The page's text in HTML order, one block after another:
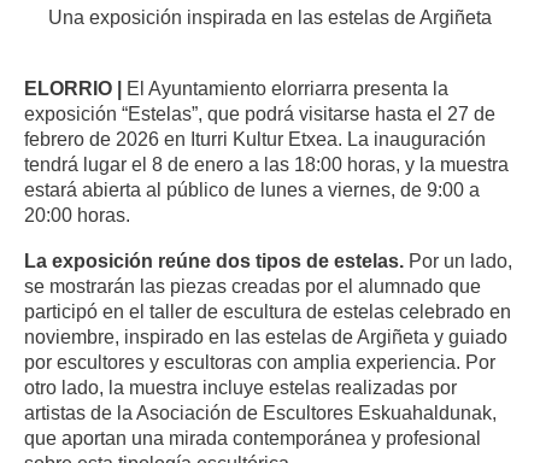
Una exposición inspirada en las estelas de Argiñeta
ELORRIO |
El Ayuntamiento elorriarra presenta la
exposición “Estelas”, que podrá visitarse hasta el 27 de
febrero de 2026 en Iturri Kultur Etxea. La inauguración
tendrá lugar el 8 de enero a las 18:00 horas, y la muestra
estará abierta al público de lunes a viernes, de 9:00 a
20:00 horas.
La exposición reúne dos tipos de estelas. Por un lado,
se mostrarán las piezas creadas por el alumnado que
participó en el taller de escultura de estelas celebrado en
noviembre, inspirado en las estelas de Argiñeta y guiado
por escultores y escultoras con amplia experiencia. Por
otro lado, la muestra incluye estelas realizadas por
artistas de la Asociación de Escultores Eskuahaldunak,
que aportan una mirada contemporánea y profesional